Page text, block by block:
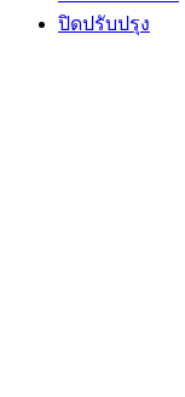
ปิดปรับปรุง